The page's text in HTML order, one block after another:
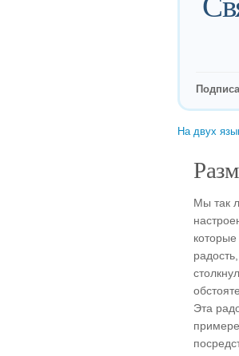
На двух
Мы так
Эта